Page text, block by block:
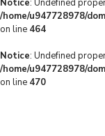
Notice: Undefined
/home/u947728978/
on line 464
Notice: Undefined
/home/u947728978/
on line 470